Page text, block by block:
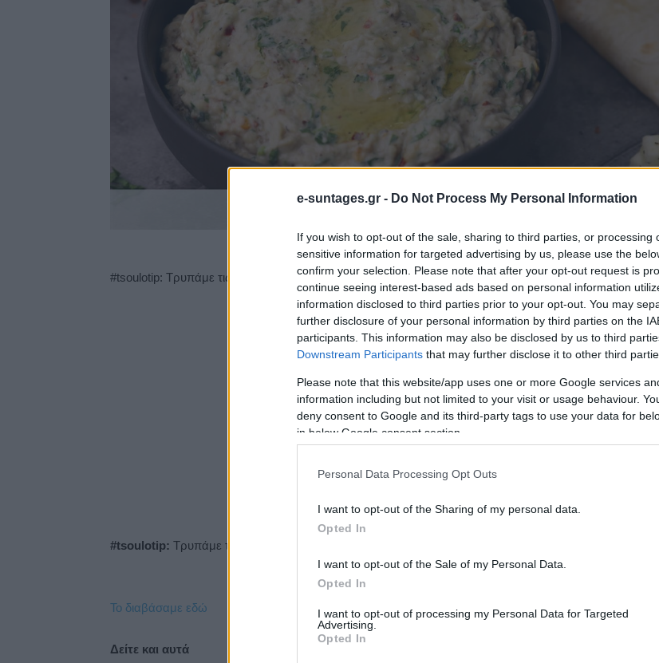
e-suntages.gr - Do Not Process My Personal Information
If you wish to opt-out of the sale, sharing to third parties, or processing
sensitive information for targeted advertising by us, please use the
confirm your selection. Please note that after your opt-out request is
continue seeing interest-based ads based on personal information
information disclosed to third parties prior to your opt-out. You may
further disclosure of your personal information by third parties on the
participants. This information may also be disclosed by us to third
Downstream Participants that may further disclose it to other third
Please note that this website/app uses one or more Google services
information including but not limited to your visit or usage behaviour.
deny consent to Google and its third-party tags to use your data for
in below Google consent section.
Personal Data Processing Opt Outs
I want to opt-out of the Sharing of my personal data.
Opted In
I want to opt-out of the Sale of my Personal Data.
Opted In
I want to opt-out of processing my Personal Data for Targeted
Advertising.
Opted In
#tsoulotip: Τρυπάμε τις μελιτζάνες για να ψηθούν πιο γρήγορα.
#tsoulotip: Τρυπάμε τις μελιτζάνες για να ψηθούν πιο γρήγορα.
Το διαβάσαμε εδώ
Δείτε και αυτά